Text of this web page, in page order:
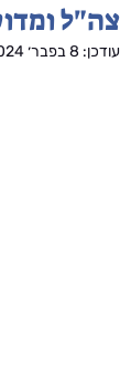
צה"ל
עודכן: 8 בפבר׳ 2024